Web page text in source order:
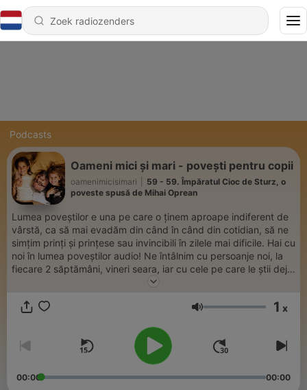
Podcasts
Oameni mici și mari - povești pentru copii
oamenimicisimari
59 - 59. Împăratul Cioc de Sturz, o
poveste spusă de Mihai Oprean
Lumea poveștilor e una pe care o ținem aproape indiferent de
vârstă, ca să mai evadăm din când în când din cotidian, să ne
simțim prinți și prințese sau invincibili în zilele mai dificile. Hai cu
noi în lumea poveștilor audio! Ne întâlnim cu persoanje noi, la
fiecare 2 săptămâni, vineri seara, iar cu cele pe care le știi deja,
oricând ți-e dor de ei, apasă PLAY. Pregătim povești
Fie că îți plac poveștile citite sau interpretate cu patos ori ți-e
Volume 1 x
00:00 00:00